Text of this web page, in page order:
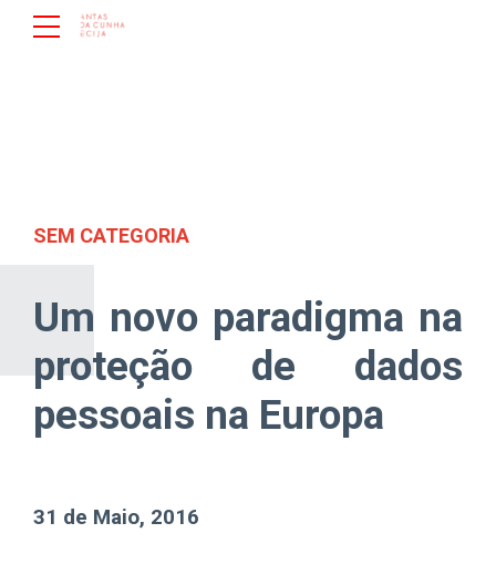
SEM CATEGORIA
Um novo paradigma na
proteção de dados
pessoais na Europa
31 de Maio, 2016